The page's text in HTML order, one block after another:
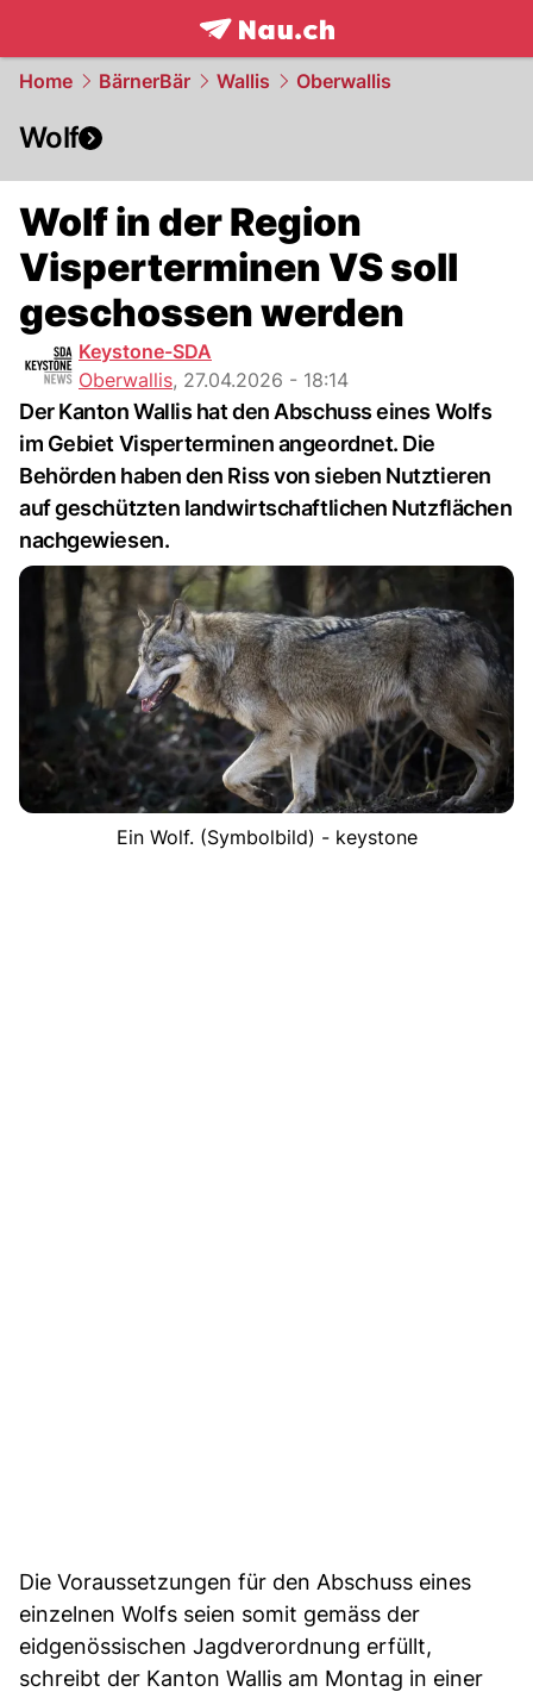
frontpage.NAU.ch
Home BärnerBär Wallis Oberwallis
Wolf
Wolf in der Region
Visperterminen VS soll
geschossen werden
Keystone-SDA
Oberwallis, 27.04.2026 - 18:14
Der Kanton Wallis hat den Abschuss eines Wolfs
im Gebiet Visperterminen angeordnet. Die
Behörden haben den Riss von sieben Nutztieren
auf geschützten landwirtschaftlichen Nutzflächen
nachgewiesen.
Ein Wolf. (Symbolbild) - keystone
Die Voraussetzungen für den Abschuss eines
einzelnen Wolfs seien somit gemäss der
eidgenössischen Jagdverordnung erfüllt,
schreibt der Kanton Wallis am Montag in einer